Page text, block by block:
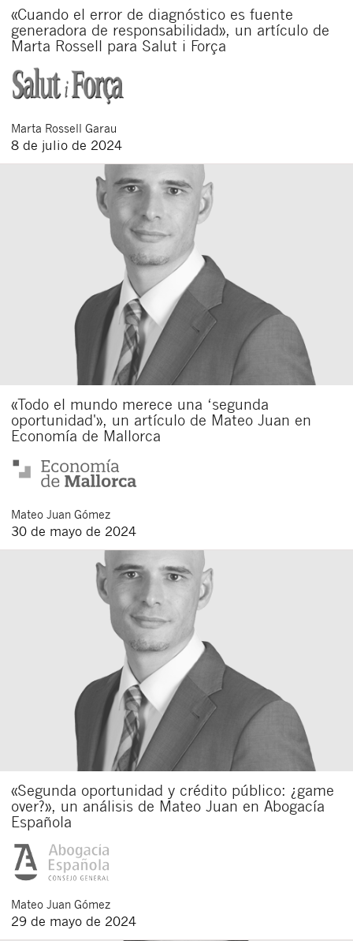
«Cuando el error de diagnóstico es fuente
generadora de responsabilidad», un artículo de
Marta Rossell para Salut i Força
Marta Rossell Garau
8 de julio de 2024
«Todo el mundo merece una ‘segunda
oportunidad'», un artículo de Mateo Juan en
Economía de Mallorca
Mateo Juan Gómez
30 de mayo de 2024
«Segunda oportunidad y crédito público: ¿game
over?», un análisis de Mateo Juan en Abogacía
Española
Mateo Juan Gómez
29 de mayo de 2024